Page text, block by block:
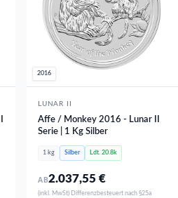
2016
LUNAR II
Affe / Monkey 2016 - Lunar II
Serie | 1 Kg Silber
1 kg Silber Ldt. 20.8k
AB2.037,55€
(inkl. MwSt) Differenzbesteuert nach §25a